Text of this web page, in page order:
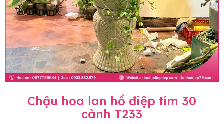
Chậu hoa lan hồ điệp tím 30
cành T233